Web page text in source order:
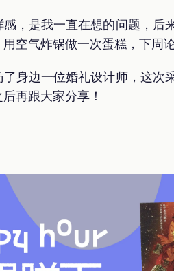
，是我一直在想的问题，
空气炸锅做一次蛋糕，下周
身边一位婚礼设计师，这
再跟大家分享！